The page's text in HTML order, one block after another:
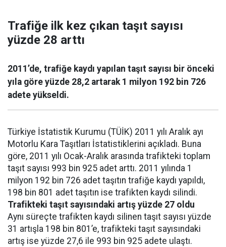
Trafiğe ilk kez çıkan taşıt sayısı
yüzde 28 arttı
2011’de, trafiğe kaydı yapılan taşıt sayısı bir önceki
yıla göre yüzde 28,2 artarak 1 milyon 192 bin 726
adete yükseldi.
Türkiye İstatistik Kurumu (TÜİK) 2011 yılı Aralık ayı
Motorlu Kara Taşıtları İstatistiklerini açıkladı. Buna
göre, 2011 yılı Ocak-Aralık arasında trafikteki toplam
taşıt sayısı 993 bin 925 adet arttı. 2011 yılında 1
milyon 192 bin 726 adet taşıtın trafiğe kaydı yapıldı,
198 bin 801 adet taşıtın ise trafikten kaydı silindi.
Trafikteki taşıt sayısındaki artış yüzde 27 oldu
Aynı süreçte trafikten kaydı silinen taşıt sayısı yüzde
31 artışla 198 bin 801’e, trafikteki taşıt sayısındaki
artış ise yüzde 27,6 ile 993 bin 925 adete ulaştı.